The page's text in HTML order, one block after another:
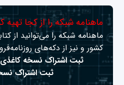
ماهنامه شبکه را از کجا تهیه
ماهنامه شبکه را می‌توانید از
کشور و نیز از دکه‌های
ثبت اشتراک نسخه کاغذی
ثبت اشتراک